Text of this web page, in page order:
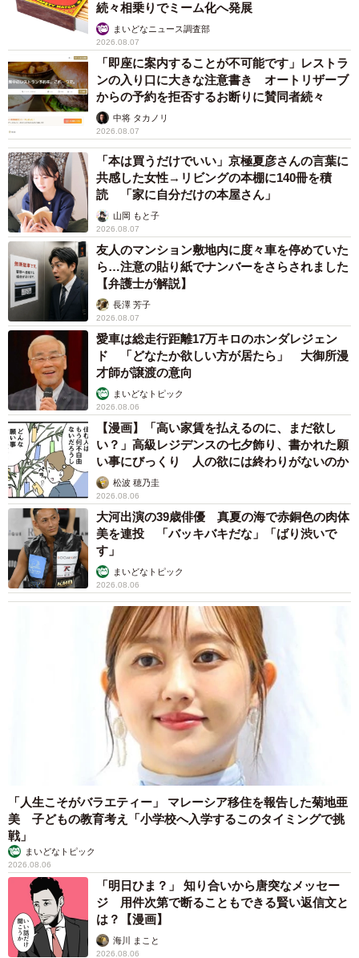
続々相乗りでミーム化へ発展
まいどなニュース調査部
2026.08.07
「即座に案内することが不可能です」レストラ
ンの入り口に大きな注意書き オートリザーブ
からの予約を拒否するお断りに賛同者続々
中将 タカノリ
2026.08.07
「本は買うだけでいい」京極夏彦さんの言葉に
共感した女性→リビングの本棚に140冊を積
読 「家に自分だけの本屋さん」
山岡 もと子
2026.08.07
友人のマンション敷地内に度々車を停めていた
ら…注意の貼り紙でナンバーをさらされました
【弁護士が解説】
長澤 芳子
2026.08.07
愛車は総走行距離17万キロのホンダレジェン
ド 「どなたか欲しい方が居たら」 大御所漫
才師が譲渡の意向
まいどなトピック
2026.08.06
【漫画】「高い家賃を払えるのに、まだ欲し
い？」高級レジデンスの七夕飾り、書かれた願
い事にびっくり 人の欲には終わりがないのか
松波 穂乃圭
2026.08.06
大河出演の39歳俳優 真夏の海で赤銅色の肉体
美を連投 「バッキバキだな」「ばり渋いで
す」
まいどなトピック
2026.08.06
「人生こそがバラエティー」 マレーシア移住を報告した菊地亜
美 子どもの教育考え「小学校へ入学するこのタイミングで挑
戦」
まいどなトピック
2026.08.06
「明日ひま？」 知り合いから唐突なメッセー
ジ 用件次第で断ることもできる賢い返信文と
は？【漫画】
海川 まこと
2026.08.06